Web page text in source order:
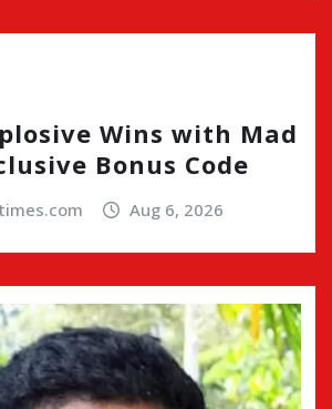
Wins with Mad
Bonus Code
Aug 6, 2026